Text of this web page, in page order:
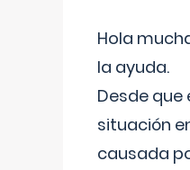
Hola
la ayuda.
Desde que
situación
causada